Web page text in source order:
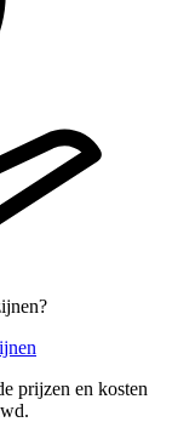
prijzen en kosten